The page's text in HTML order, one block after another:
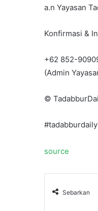
a.n Yayasan
Konfirmasi &
+62 852-
(Admin
©️
source
Sebarkan